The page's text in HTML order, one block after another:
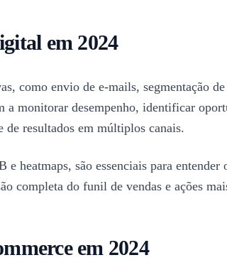
em 2024
como envio de e-mails, segmentação
monitorar desempenho, identificar
resultados em múltiplos canais.
heatmaps, são essenciais para
completa do funil de vendas e ações
em 2024